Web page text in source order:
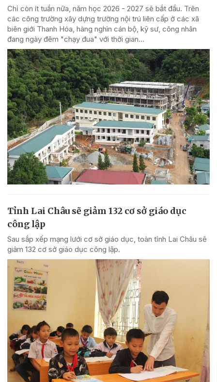
Chỉ còn ít tuần nữa, năm học 2026 - 2027 sẽ bắt đầu. Trên
các công trường xây dựng trường nội trú liên cấp ở các xã
biên giới Thanh Hóa, hàng nghìn cán bộ, kỹ sư, công nhân
đang ngày đêm "chạy đua" với thời gian...
Tỉnh Lai Châu sẽ giảm 132 cơ sở giáo dục
công lập
Sau sắp xếp mạng lưới cơ sở giáo dục, toàn tỉnh Lai Châu sẽ
giảm 132 cơ sở giáo dục công lập.